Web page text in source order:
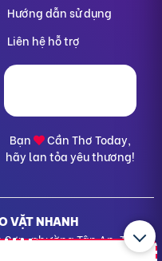
Hướng dẫn sử dụng
Liên hệ hỗ trợ
Bạn
Cần Thơ Today,
hãy lan tỏa yêu thương!
VẶT NHANH
phường Tân An, TP.